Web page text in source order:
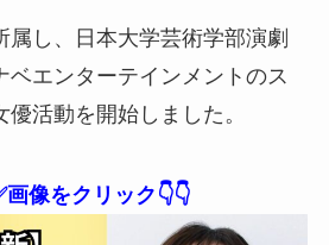
属し、日本大学芸術学部演劇
ベエンターテインメントのス
活動を開始しました。
像をクリック👇👇